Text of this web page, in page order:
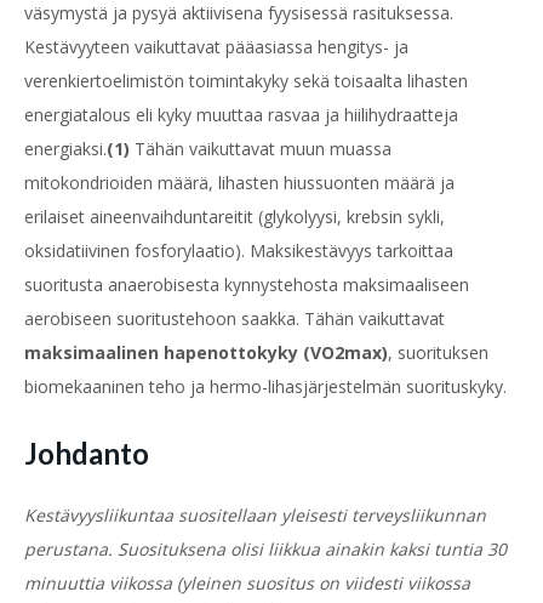
väsymystä ja pysyä aktiivisena fyysisessä rasituksessa.
Kestävyyteen vaikuttavat pääasiassa hengitys- ja
verenkiertoelimistön toimintakyky sekä toisaalta lihasten
energiatalous eli kyky muuttaa rasvaa ja hiilihydraatteja
energiaksi.(1) Tähän vaikuttavat muun muassa
mitokondrioiden määrä, lihasten hiussuonten määrä ja
erilaiset aineenvaihduntareitit (glykolyysi, krebsin sykli,
oksidatiivinen fosforylaatio). Maksikestävyys tarkoittaa
suoritusta anaerobisesta kynnystehosta maksimaaliseen
aerobiseen suoritustehoon saakka. Tähän vaikuttavat
maksimaalinen hapenottokyky (VO2max), suorituksen
biomekaaninen teho ja hermo-lihasjärjestelmän suorituskyky.
Johdanto
Kestävyysliikuntaa suositellaan yleisesti terveysliikunnan
perustana. Suosituksena olisi liikkua ainakin kaksi tuntia 30
minuuttia viikossa (yleinen suositus on viidesti viikossa